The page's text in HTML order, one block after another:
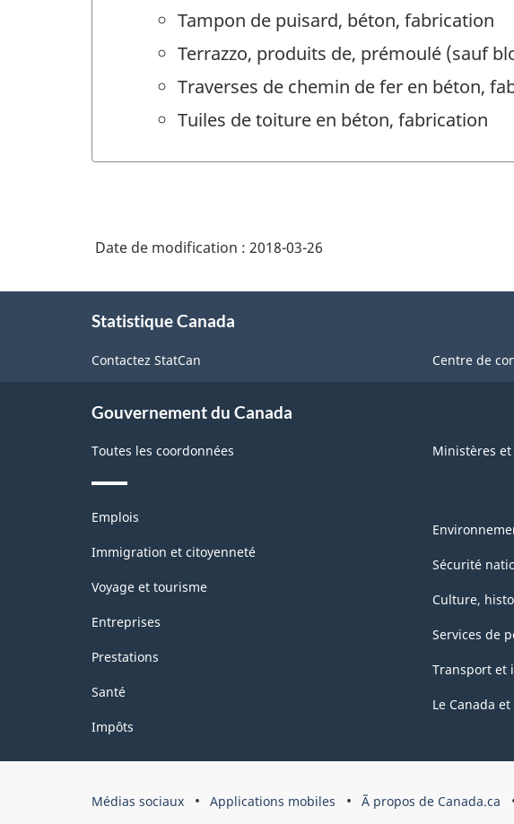
Tampon de puisard, béton, fabrication
Terrazzo, produits de, prémoulé (sauf
Traverses de chemin de fer en béton,
Tuiles de toiture en béton, fabrication
Date de modification : 2018-03-26
Statistique Canada
Contactez StatCan Centre de
Gouvernement du Canada
Toutes les coordonnées Ministères
Thèmes
sujets
Emplois
Immigration et citoyenneté
Voyage et tourisme
Entreprises
Prestations
Santé
Impôts
Sécurité
Culture,
Services de
Transport et
Le Canada
Organisation
Médias sociaux Applications mobiles Ã propos de Canada.ca